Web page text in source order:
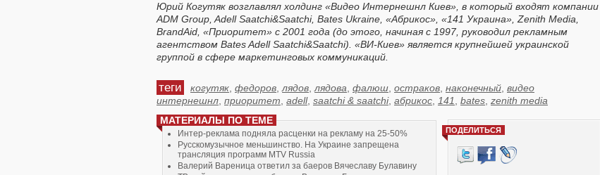
Юрий Когутяк возглавлял холдинг «Видео Интернешнл Киев», в который входят компании
ADM Group, Adell Saatchi&Saatchi, Bates Ukraine, «Абрикос», «141 Украина», Zenith Media,
BrandAid, «Приоритет» с 2001 года (до этого, начиная с 1997, руководил рекламным
агентством Bates Adell Saatchi&Saatchi). «ВИ-Киев» является крупнейшей украинской
группой в сфере маркетинговых коммуникаций.
теги когутяк федоров лядов лядова фалюш остраков наконечный видео
интернешнл приоритет adell, saatchi & saatchi, абрикос 141 bates zenith media
МАТЕРИАЛЫ ПО ТЕМЕ
Интер-реклама подняла расценки на рекламу на 25-50%
Русскомузычное меньшинство. На Украине запрещена
трансляция программ MTV Russia
Валерий Вареница ответил за баеров Вячеславу Булавину
ПОДЕЛИТЬСЯ